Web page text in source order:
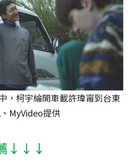
，柯宇綸開車載許瑋甯到台東
MyVideo提供
薦↓↓↓